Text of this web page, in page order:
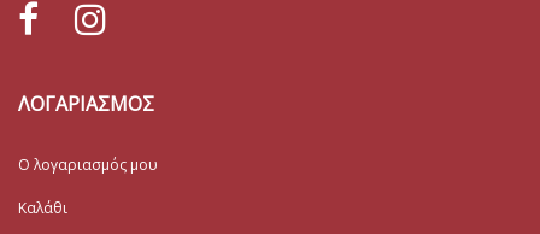
ΛΟΓΑΡΙΑΣΜΟΣ
Ο λογαριασμός μου
Καλάθι